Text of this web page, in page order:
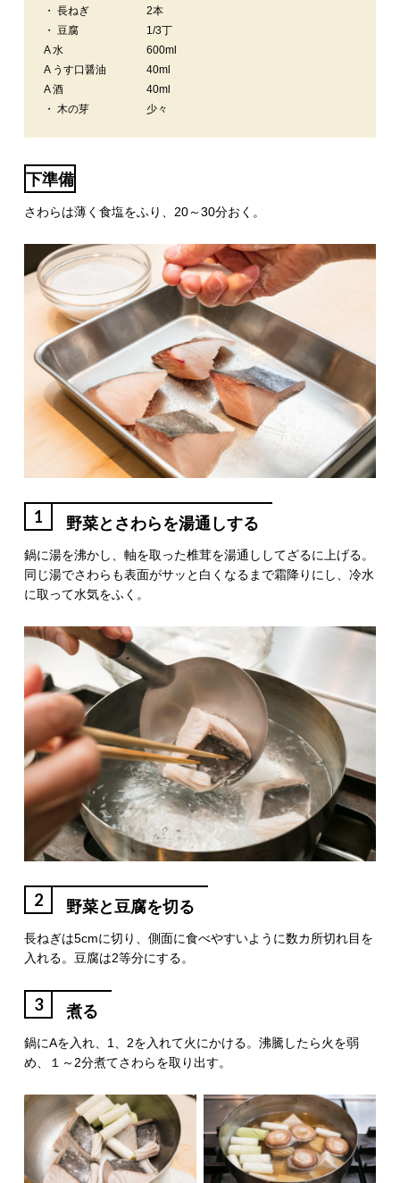
・ 長ねぎ
2本
・ 豆腐
1/3丁
A 水
600ml
A うす口醤油
40ml
A 酒
40ml
・ 木の芽
少々
下準備
さわらは薄く食塩をふり、20～30分おく。
1 野菜とさわらを湯通しする
鍋に湯を沸かし、軸を取った椎茸を湯通ししてざるに上げる。
同じ湯でさわらも表面がサッと白くなるまで霜降りにし、冷水
に取って水気をふく。
2 野菜と豆腐を切る
長ねぎは5cmに切り、側面に食べやすいように数カ所切れ目を
入れる。豆腐は2等分にする。
3 煮る
鍋にAを入れ、1、2を入れて火にかける。沸騰したら火を弱
め、１～2分煮てさわらを取り出す。